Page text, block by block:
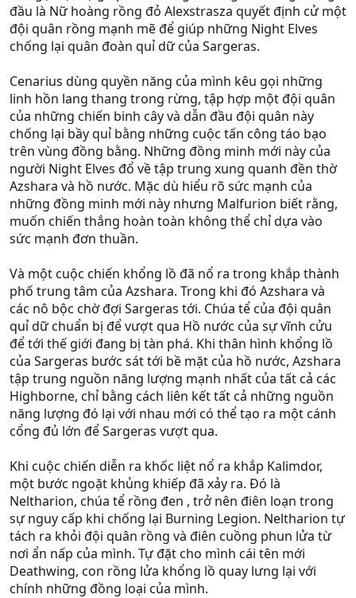
đầu là Nữ hoàng rồng đỏ Alexstrasza quyết định cử một
đội quân rồng mạnh mẽ để giúp những Night Elves
chống lại quân đoàn quỉ dữ của Sargeras.
Cenarius dùng quyền năng của mình kêu gọi những
linh hồn lang thang trong rừng, tập hợp một đội quân
của những chiến binh cây và dẫn đầu đội quân này
chống lại bầy quỉ bằng những cuộc tấn công táo bạo
trên vùng đồng bằng. Những đồng minh mới này của
người Night Elves đổ về tập trung xung quanh đền thờ
Azshara và hồ nước. Mặc dù hiểu rõ sức mạnh của
những đồng minh mới này nhưng Malfurion biết rằng,
muốn chiến thắng hoàn toàn không thể chỉ dựa vào
sức mạnh đơn thuần.
Và một cuộc chiến khổng lồ đã nổ ra trong khắp thành
phố trung tâm của Azshara. Trong khi đó Azshara và
các nô bộc chờ đợi Sargeras tới. Chúa tể của đội quân
quỉ dữ chuẩn bị để vượt qua Hồ nước của sự vĩnh cửu
để tới thế giới đang bị tàn phá. Khi thân hình khổng lồ
của Sargeras bước sát tới bề mặt của hồ nước, Azshara
tập trung nguồn năng lượng mạnh nhất của tất cả các
Highborne, chỉ bằng cách liên kết tất cả những nguồn
năng lượng đó lại với nhau mới có thể tạo ra một cánh
cổng đủ lớn để Sargeras vượt qua.
Khi cuộc chiến diễn ra khốc liệt nổ ra khắp Kalimdor,
một bước ngoặt khủng khiếp đã xảy ra. Đó là
Neltharion, chúa tể rồng đen , trở nên điên loạn trong
sự nguy cấp khi chống lại Burning Legion. Neltharion tự
tách ra khỏi đội quân rồng và điên cuồng phun lửa từ
nơi ẩn nấp của mình. Tự đặt cho mình cái tên mới
Deathwing, con rồng lửa khổng lồ quay lưng lại với
chính những đồng loại của mình.